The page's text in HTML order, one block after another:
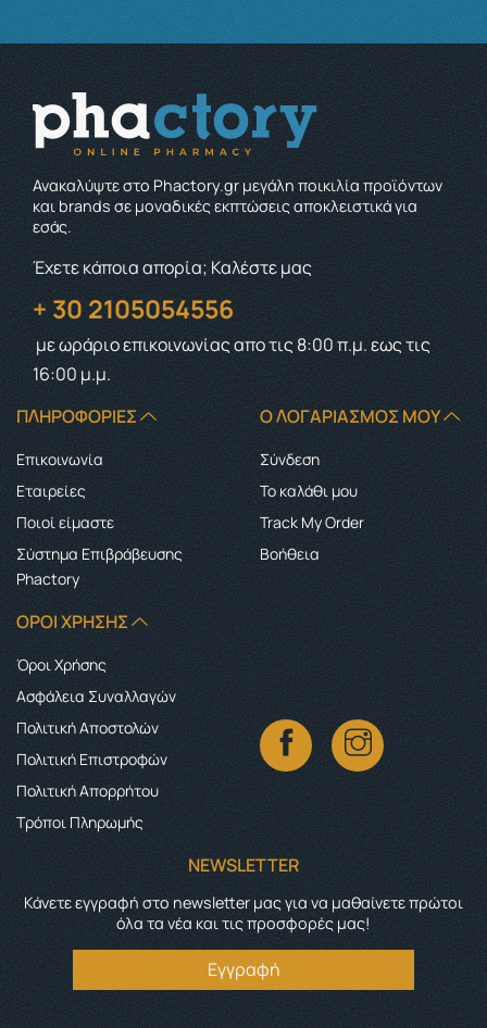
Ανακαλύψτε στο Phactory.gr μεγάλη ποικιλία προϊόντων
και brands σε μοναδικές εκπτώσεις αποκλειστικά για
εσάς.
Έχετε κάποια απορία; Καλέστε μας
+ 30 2105054556
με ωράριο επικοινωνίαςαπο τις 8:00 π.μ. εως τις
16:00 μ.μ.
ΠΛΗΡΟΦΟΡΊΕΣ
Επικοινωνία
Εταιρείες
Ποιοί είμαστε
Σύστημα Επιβράβευσης
Phactory
Ο ΛΟΓΑΡΙΑΣΜΌΣ ΜΟΥ
Σύνδεση
Το καλάθι μου
Track My Order
Boήθεια
ΌΡΟΙ ΧΡΉΣΗΣ
Όροι Χρήσης
Ασφάλεια Συναλλαγών
Πολιτική Αποστολών
Πολιτική Επιστροφών
Πολιτική Απορρήτου
Τρόποι Πληρωμής
NEWSLETTER
Κάνετε εγγραφή στο newsletter μας για να μαθαίνετε πρώτοι
όλα τα νέα και τις προσφορές μας!
Εγγραφή